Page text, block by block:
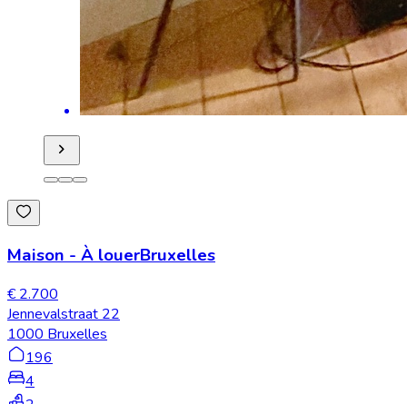
Maison - À louerBruxelles
€ 2.700
Jennevalstraat 22
1000 Bruxelles
196
4